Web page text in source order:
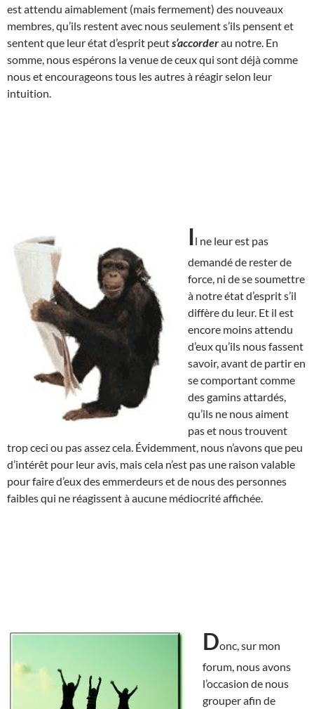
est attendu aimablement (mais fermement) des nouveaux
membres, qu’ils restent avec nous seulement s’ils pensent et
sentent que leur état d’esprit peuts’accorderau notre. En
somme, nous espérons la venue de ceux qui sont déjà comme
nous et encourageons tous les autres à réagir selon leur
intuition.
Il ne leur est pas
demandé de rester de
force, ni de se soumettre
à notre état d’esprit s’il
diffère du leur. Et il est
encore moins attendu
d’eux qu’ils nous fassent
savoir, avant de partir en
se comportant comme
des gamins attardés,
qu’ils ne nous aiment
pas et nous trouvent
trop ceci ou pas assez cela. Évidemment, nous n’avons que peu
d’intérêt pour leur avis, mais cela n’est pas une raison valable
pour faire d’eux des emmerdeurs et de nous des personnes
faibles qui ne réagissent à aucune médiocrité affichée.
Donc, sur mon
forum, nous avons
l’occasion de nous
grouper afin de